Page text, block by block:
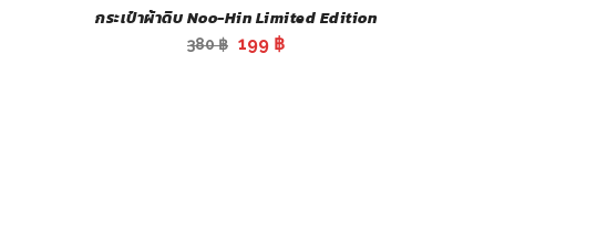
กระเป๋าผ้าดิบ Noo-Hin Limited Edition
380฿ Original
199 ฿Current